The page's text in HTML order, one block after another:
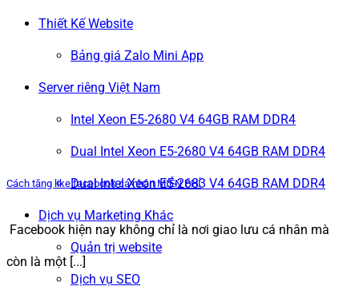
Thiết Kế Website
Bảng giá Zalo Mini App
Server riêng Việt Nam
Intel Xeon E5-2680 V4 64GB RAM DDR4
Dual Intel Xeon E5-2680 V4 64GB RAM DDR4
Dual Intel Xeon E5-2683 V4 64GB RAM DDR4
Dịch vụ Marketing Khác
Quản trị website
Dịch vụ SEO
Cách tăng like facebook cá nhân MIỄN PHÍ
Facebook hiện nay không chỉ là nơi giao lưu cá nhân mà
còn là một [...]